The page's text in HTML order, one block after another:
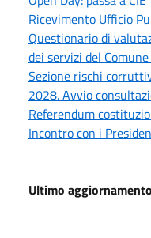
Ricevimento Ufficio
Questionario di
dei servizi del
Sezione rischi
2028. Avvio
Referendum
Incontro con i
Ultimo aggiornamento